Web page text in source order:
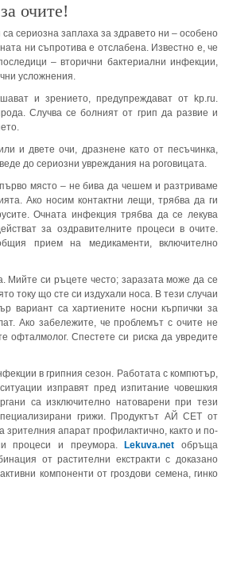
очите!
сериозна заплаха за здравето ни – особено
ни съпротива е отслабена. Известно е, че
– вторични бактериални инфекции,
усложнения.
и зрението, предупреждават от kp.ru.
Случва се болният от грип да развие и
и двете очи, дразнене като от песъчинка,
до сериозни увреждания на роговицата.
място – не бива да чешем и разтриваме
Ако носим контактни лещи, трябва да ги
Очната инфекция трябва да се лекува
за оздравителните процеси в очите.
прием на медикаменти, включително
Мийте си ръцете често; заразата може да се
току що сте си издухали носа. В тези случаи
вариант са хартиените носни кърпички за
Ако забележите, че проблемът с очите не
офталмолог. Спестете си риска да увредите
в грипния сезон. Работата с компютър,
изправят пред изпитание човешкия
са изключително натоварени при тези
грижи. Продуктът АЙ СЕТ от
зрителния апарат профилактично, както и по-
процеси и преумора.Lekuva.net обръща
от растителни екстракти с доказано
компоненти от гроздови семена, гинко